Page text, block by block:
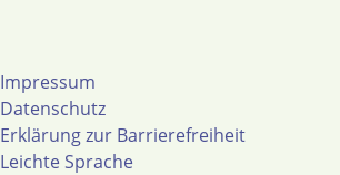
Impressum
Datenschutz
Erklärung zur Barrierefreiheit
Leichte Sprache